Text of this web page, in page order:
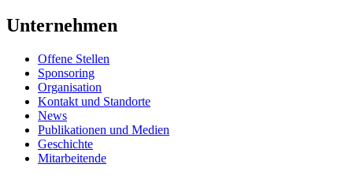
Unternehmen
Offene Stellen
Sponsoring
Organisation
Kontakt und Standorte
News
Publikationen und Medien
Geschichte
Mitarbeitende